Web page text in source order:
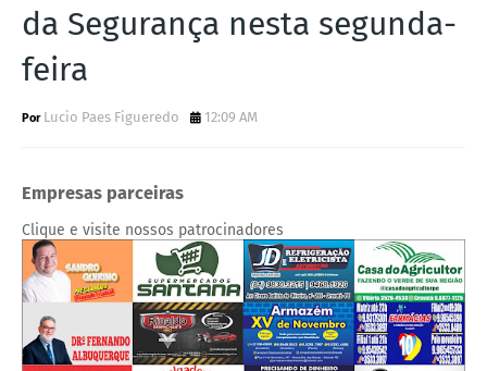
da Segurança nesta segunda-
feira
Lucio Paes Figueredo 12:09 AM
Empresas parceiras
Clique e visite nossos patrocinadores